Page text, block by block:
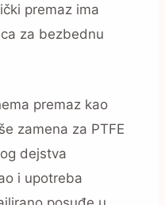
premaz ima
za bezbednu
premaz kao
zamena za PTFE
dejstva
i upotreba